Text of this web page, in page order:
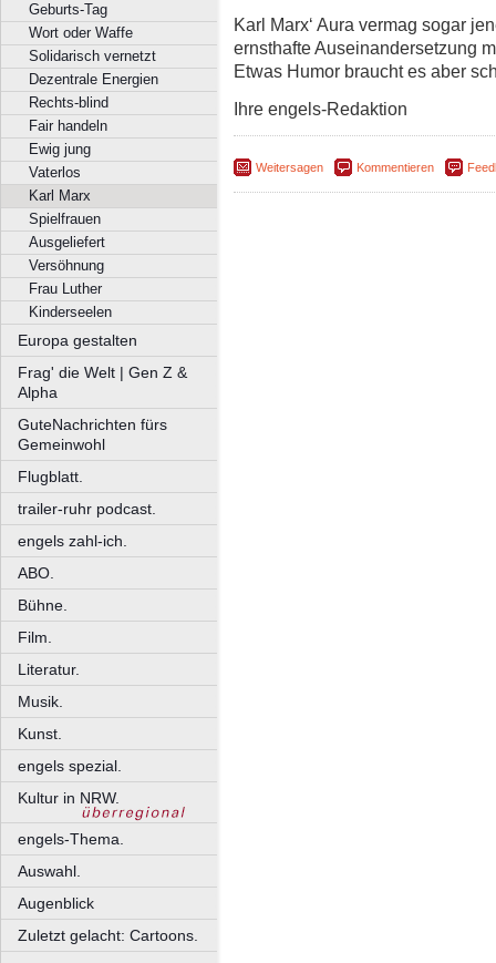
Geburts-Tag
Wort oder Waffe
Solidarisch vernetzt
Dezentrale Energien
Rechts-blind
Fair handeln
Ewig jung
Vaterlos
Karl Marx
Spielfrauen
Ausgeliefert
Versöhnung
Frau Luther
Kinderseelen
Europa gestalten
Frag' die Welt | Gen Z &
Alpha
GuteNachrichten fürs
Gemeinwohl
Flugblatt.
trailer-ruhr podcast.
engels zahl-ich.
ABO.
Bühne.
Film.
Literatur.
Musik.
Kunst.
engels spezial.
Kultur in NRW.
engels-Thema.
Auswahl.
Augenblick
Zuletzt gelacht: Cartoons.
Karl Marx‘ Aura vermag sogar
ernsthafte Auseinandersetzung
Etwas Humor braucht es aber
Ihre engels-Redaktion
Weitersagen Kommentieren